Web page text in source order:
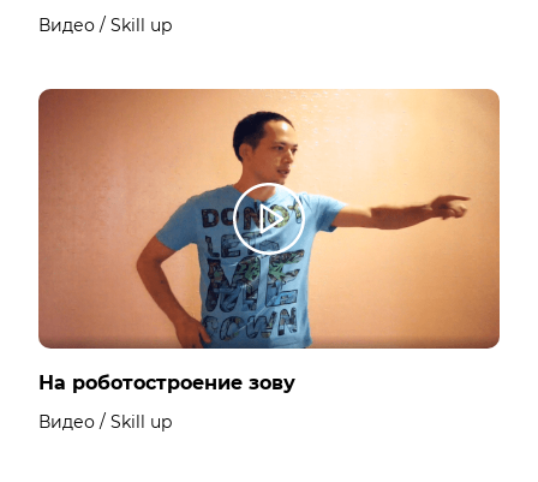
Видео / Skill up
На роботостроение зову
Видео / Skill up